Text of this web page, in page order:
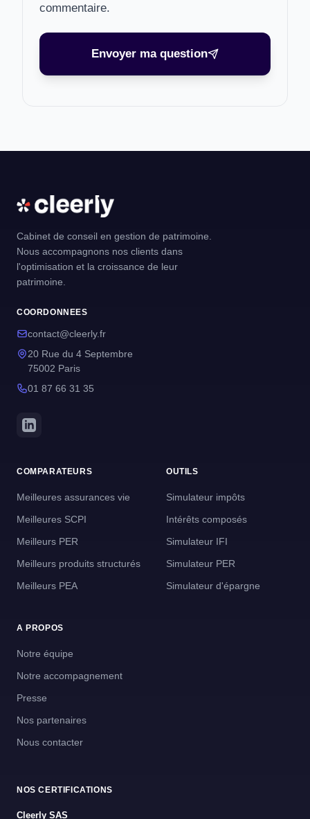
commentaire.
Envoyer ma question
Cabinet de conseil en gestion de patrimoine.
Nous accompagnons nos clients dans
l'optimisation et la croissance de leur
patrimoine.
COORDONNEES
contact@cleerly.fr
20 Rue du 4 Septembre
75002 Paris
01 87 66 31 35
COMPARATEURS
Meilleures assurances vie
Meilleures SCPI
Meilleurs PER
Meilleurs produits structurés
Meilleurs PEA
OUTILS
Simulateur impôts
Intérêts composés
Simulateur IFI
Simulateur PER
Simulateur d'épargne
A PROPOS
Notre équipe
Notre accompagnement
Presse
Nos partenaires
Nous contacter
NOS CERTIFICATIONS
Cleerly SAS